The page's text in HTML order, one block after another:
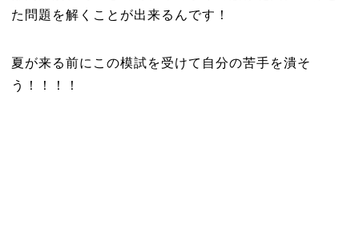
た問題を解くことが出来るんです！
夏が来る前にこの模試を受けて自分の苦手を潰そ
う！！！！